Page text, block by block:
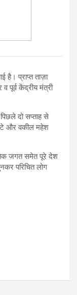
है। प्राप्त ताज़ा
पूर्व केंद्रीय मंत्री
दो सप्ताह से
और वकील महेश
जगत समेत पूरे देश
परिचित लोग